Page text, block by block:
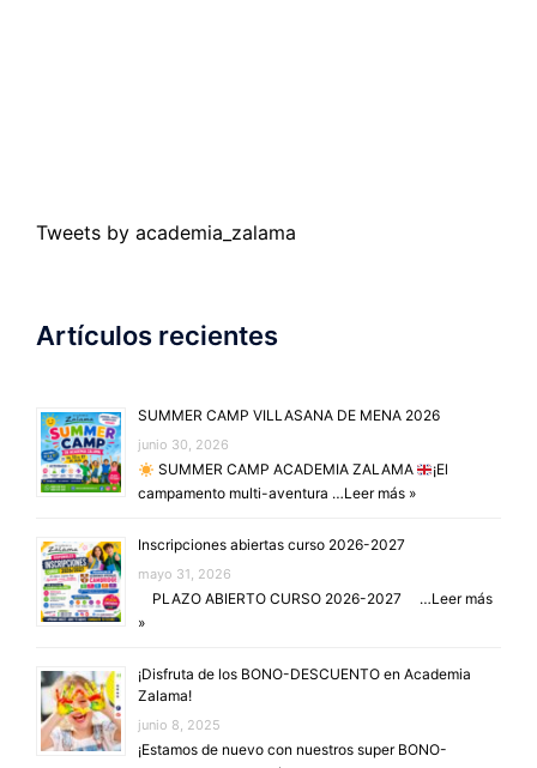
Tweets by academia_zalama
Artículos recientes
SUMMER CAMP VILLASANA DE MENA 2026
junio 30, 2026
SUMMER CAMP ACADEMIA ZALAMA
¡El
campamento multi-aventura …Leer más »
Inscripciones abiertas curso 2026-2027
mayo 31, 2026
PLAZO ABIERTO CURSO 2026-2027 …Leer más
»
¡Disfruta de los BONO-DESCUENTO en Academia
Zalama!
junio 8, 2025
¡Estamos de nuevo con nuestros super BONO-